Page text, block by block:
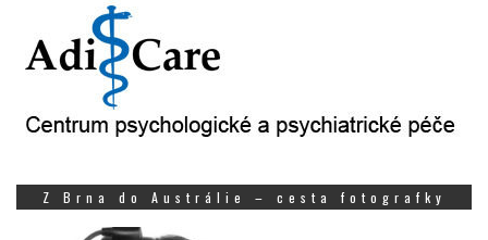
Z Brna do Austrálie – cesta fotografky